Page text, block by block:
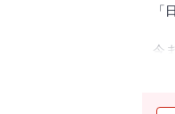
「
今
入
日